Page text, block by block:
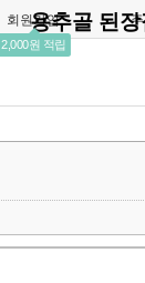
회원가입
2,000원 적립
용추골 된장